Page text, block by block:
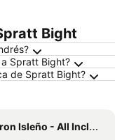
Bight
Spratt Bight?
de Spratt Bight?
Isleño - All Inclusive